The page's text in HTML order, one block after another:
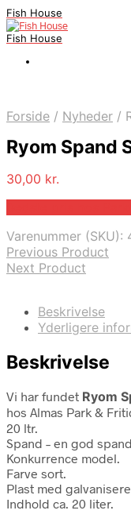
Fish House
Fish House
Forside / Nyheder /
Ryom Spand
30,00 kr.
Varenummer (SKU):
Previous Product
Next Product
Beskrivelse
Yderligere
Beskrivelse
Vi har fundet Ryom
hos Almas Park &
20 ltr.
Spand – en god
Konkurrence model.
Farve sort.
Plast med
Indhold ca. 20 liter.